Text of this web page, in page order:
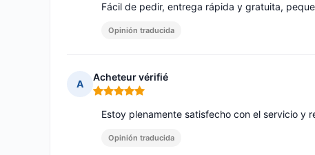
Fácil de pedir, entrega rápida y gratuita,
Opinión traducida
A
Acheteur vérifié
Nota: 5 de 5
Estoy plenamente satisfecho con el servicio y
Opinión traducida